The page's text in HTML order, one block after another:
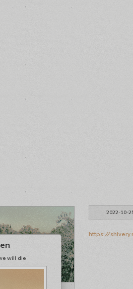
2022-10-
will die
https://